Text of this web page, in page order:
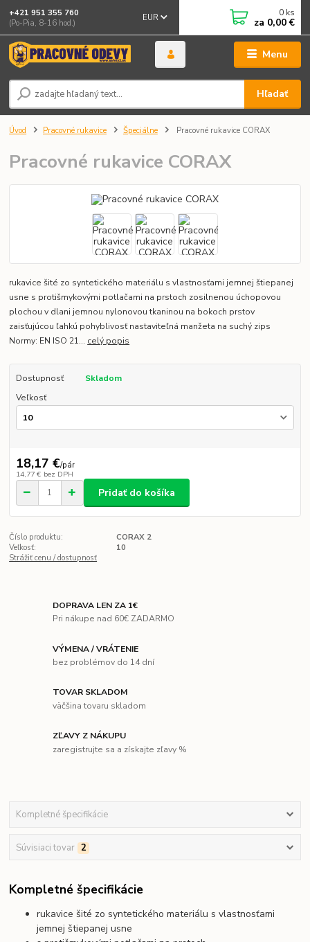
Menu
EUR
Hľadať
+421 951 355 760
(Po-Pia, 8-16 hod.)
0 ks
za 0,00 €
Úvod Pracovné rukavice Špeciálne Pracovné rukavice CORAX
Pracovné rukavice CORAX
rukavice šité zo syntetického materiálu s vlastnosťami jemnej štiepanej
usne s protišmykovými potlačami na prstoch zosilnenou úchopovou
plochou v dlani jemnou nylonovou tkaninou na bokoch prstov
zaisťujúcou ľahkú pohyblivosť nastaviteľná manžeta na suchý zips
Normy: EN ISO 21... celý popis
Dostupnosť
Skladom
Veľkosť
18,17 €/pár
14,77 € bez DPH
Pridať do košíka
Číslo produktu:
CORAX 2
Veľkosť:
10
Strážiť cenu / dostupnosť
DOPRAVA LEN ZA 1€
Pri nákupe nad 60€ ZADARMO
VÝMENA / VRÁTENIE
bez problémov do 14 dní
TOVAR SKLADOM
väčšina tovaru skladom
ZĽAVY Z NÁKUPU
zaregistrujte sa a získajte zľavy %
Kompletné špecifikácie
Súvisiaci tovar 2
Kompletné špecifikácie
rukavice šité zo syntetického materiálu s vlastnosťami
jemnej štiepanej usne